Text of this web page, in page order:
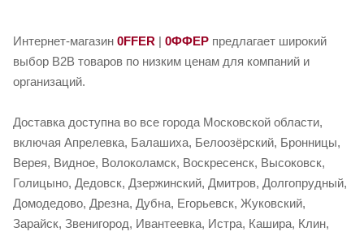
Интернет-магазин 0FFER | 0ФФЕР предлагает широкий
выбор B2B товаров по низким ценам для компаний и
организаций.
Доставка доступна во все города Московской области,
включая Апрелевка, Балашиха, Белоозёрский, Бронницы,
Верея, Видное, Волоколамск, Воскресенск, Высоковск,
Голицыно, Дедовск, Дзержинский, Дмитров, Долгопрудный,
Домодедово, Дрезна, Дубна, Егорьевск, Жуковский,
Зарайск, Звенигород, Ивантеевка, Истра, Кашира, Клин,